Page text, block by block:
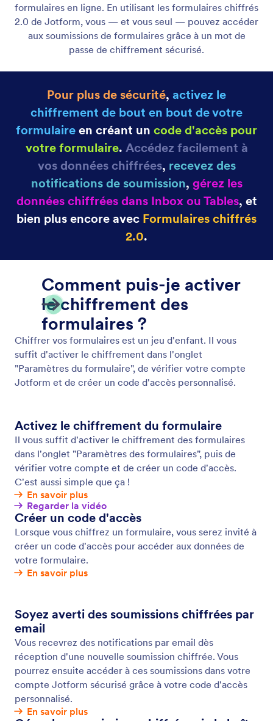
Fonctionnalités HIPAA
Collectez les données des patients en toute sécurité
à l'aide de formulaires compatibles HIPAA.
principes du RGPD, pour vous assurer que vous
respectez les exigences de confidentialité lors de la
collecte d'informations personnelles. Lancez-vous
dès maintenant gratuitement !
Conformité PCI
Assurez des paiements sécurisés avec les
formulaires en ligne conformes à la norme PCI de
Jotform. Vendez vos produits, collectez des dons et
configurez des abonnements récurrents en toute
sécurité.